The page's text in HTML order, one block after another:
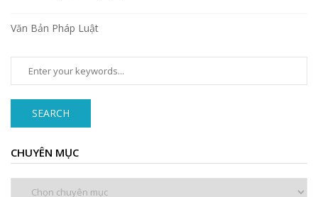
Văn Bản Pháp Luật
SEARCH
CHUYÊN MỤC